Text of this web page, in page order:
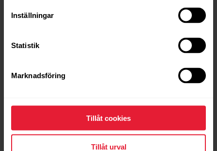
Inställningar
Statistik
Marknadsföring
Tillåt cookies
Tillåt urval
förhandsvisning
Innan du startar träningspasset an du nu se i vilken
riktning din rutt börjar – så att du startar åt rätt håll.